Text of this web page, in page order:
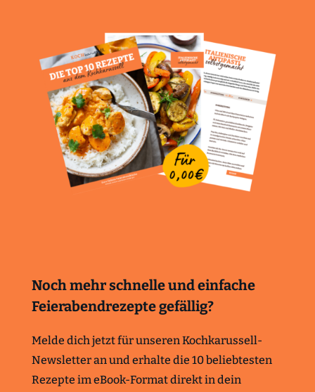
Noch mehr schnelle und einfache
Feierabendrezepte gefällig?
Melde dich jetzt für unseren Kochkarussell-
Newsletter an und erhalte die 10 beliebtesten
Rezepte im eBook-Format direkt in dein